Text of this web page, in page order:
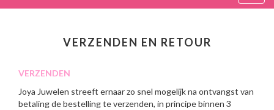
VERZENDEN EN RETOUR
VERZENDEN
Joya Juwelen streeft ernaar zo snel mogelijk na ontvangst van
betaling de bestelling te verzenden, in principe binnen 3